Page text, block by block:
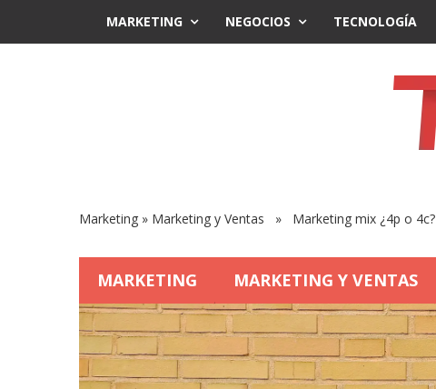
MARKETING NEGOCIOS TECNOLOGÍA
Marketing » Marketing y Ventas » Marketing mix ¿4p o 4c?
MARKETING MARKETING Y VENTAS